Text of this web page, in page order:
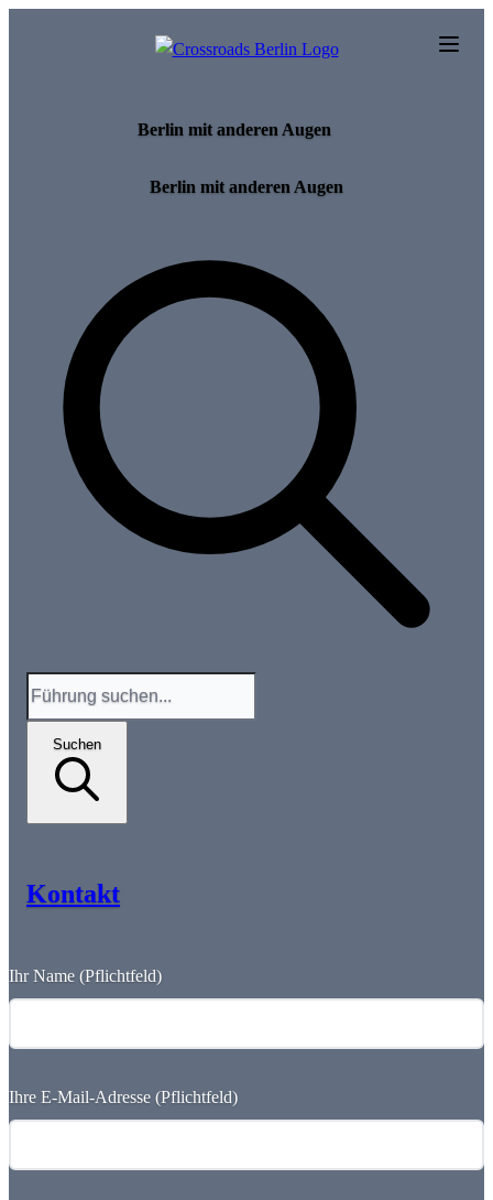
Berlin mit anderen Augen
Berlin mit anderen Augen
Suchen
Kontakt
Ihr Name (Pflichtfeld)
Ihre E-Mail-Adresse (Pflichtfeld)